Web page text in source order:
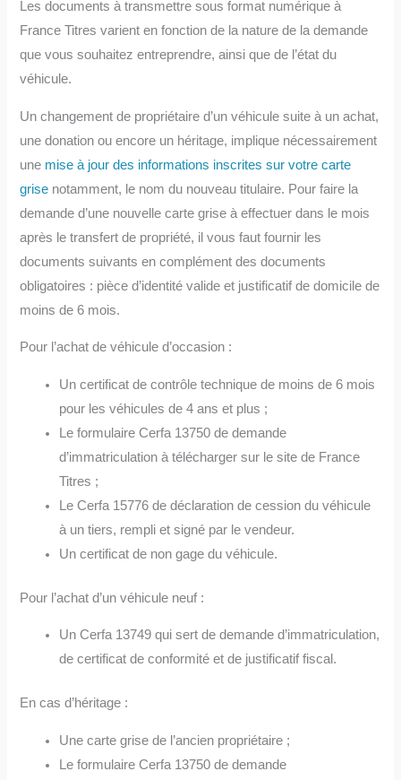
Les documents à transmettre sous format numérique à
France Titres varient en fonction de la nature de la demande
que vous souhaitez entreprendre, ainsi que de l’état du
véhicule.
Un changement de propriétaire d’un véhicule suite à un achat,
une donation ou encore un héritage, implique nécessairement
une mise à jour des informations inscrites sur votre carte
grise notamment, le nom du nouveau titulaire. Pour faire la
demande d’une nouvelle carte grise à effectuer dans le mois
après le transfert de propriété, il vous faut fournir les
documents suivants en complément des documents
obligatoires : pièce d’identité valide et justificatif de domicile de
moins de 6 mois.
Pour l’achat de véhicule d’occasion :
Un certificat de contrôle technique de moins de 6 mois
pour les véhicules de 4 ans et plus ;
Le formulaire Cerfa 13750 de demande
d’immatriculation à télécharger sur le site de France
Titres ;
Le Cerfa 15776 de déclaration de cession du véhicule
à un tiers, rempli et signé par le vendeur.
Un certificat de non gage du véhicule.
Pour l’achat d’un véhicule neuf :
Un Cerfa 13749 qui sert de demande d’immatriculation,
de certificat de conformité et de justificatif fiscal.
En cas d’héritage :
Une carte grise de l’ancien propriétaire ;
Le formulaire Cerfa 13750 de demande